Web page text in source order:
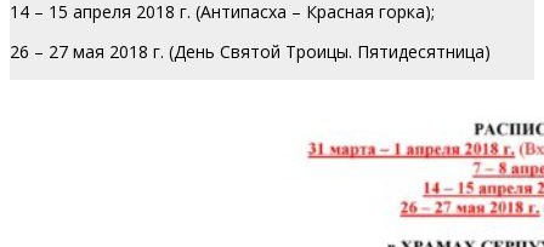
14 – 15 апреля 2018 г. (Антипасха – Красная горка);
26 – 27 мая 2018 г. (День Святой Троицы. Пятидесятница)